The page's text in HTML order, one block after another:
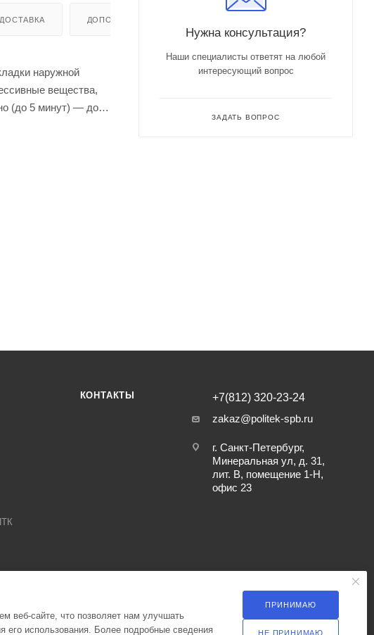
ДОСТАВКА ДОПОЛНИТЕЛЬНО
наружной
вещества,
(до 5 минут) — до
Нужна консультация?
Наши специалисты ответят на любой
интересующий вопрос
ЗАДАТЬ ВОПРОС
КОНТАКТЫ
+7(812) 320-23-24
zakaz@politek-spb.ru
г. Санкт-Петербург,
Минеральная ул, д. 31,
лит. В, помещение 1-Н,
офис 23
веб-сайте, что позволяет нам улучшать
его использования. Более подробные сведения
ПРИНИМАЮ
НЕ ПРИНИМАЮ